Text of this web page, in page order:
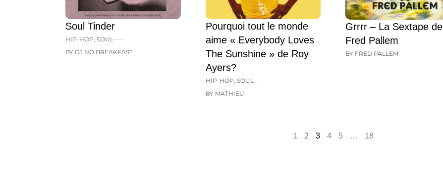
Soul Tinder
HIP-HOP,SOUL
BY DJ NO BREAKFAST
Pourquoi tout le monde
aime « Everybody Loves
The Sunshine » de Roy
Ayers?
HIP-HOP,SOUL
BY MATHIEU
Grrrr – La Sextape de
Fred Pallem
BY FRED PALLEM
1 2 3 4 5 … 18